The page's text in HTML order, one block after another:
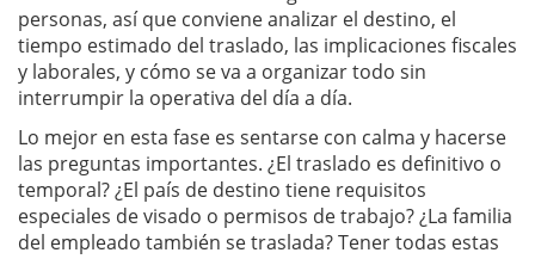
personas, así que conviene analizar el destino, el
tiempo estimado del traslado, las implicaciones fiscales
y laborales, y cómo se va a organizar todo sin
interrumpir la operativa del día a día.
Lo mejor en esta fase es sentarse con calma y hacerse
las preguntas importantes. ¿El traslado es definitivo o
temporal? ¿El país de destino tiene requisitos
especiales de visado o permisos de trabajo? ¿La familia
del empleado también se traslada? Tener todas estas